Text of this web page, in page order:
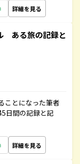
詳細を見る
ある旅の記録と
ことになった筆者
日間の記録と記
詳細を見る